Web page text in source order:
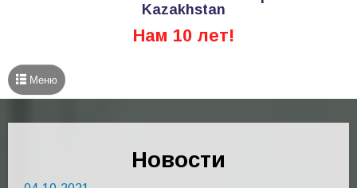
Kazakhstan
Нам 10 лет!
Меню
Новости